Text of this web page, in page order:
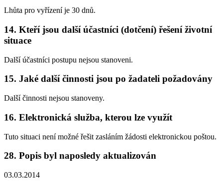
Lhůta pro vyřízení je 30 dnů.
14. Kteří jsou další účastníci (dotčení) řešení životní
situace
Další účastníci postupu nejsou stanoveni.
15. Jaké další činnosti jsou po žadateli požadovány
Další činnosti nejsou stanoveny.
16. Elektronická služba, kterou lze využít
Tuto situaci není možné řešit zasláním žádosti elektronickou poštou.
28. Popis byl naposledy aktualizován
03.03.2014